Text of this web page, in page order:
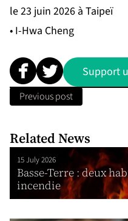
le 23 juin 2026 à Taipeï
• I-Hwa Cheng
Support
Previous post
Related News
15 July 2026
Basse-Terre : deux
incendie